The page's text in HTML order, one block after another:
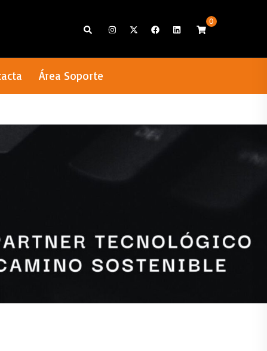
Search
0
Área Soporte